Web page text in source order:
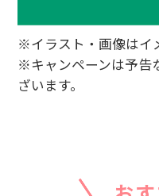
※イラスト・画像はイ
※キャンペーンは予告
ざいます。